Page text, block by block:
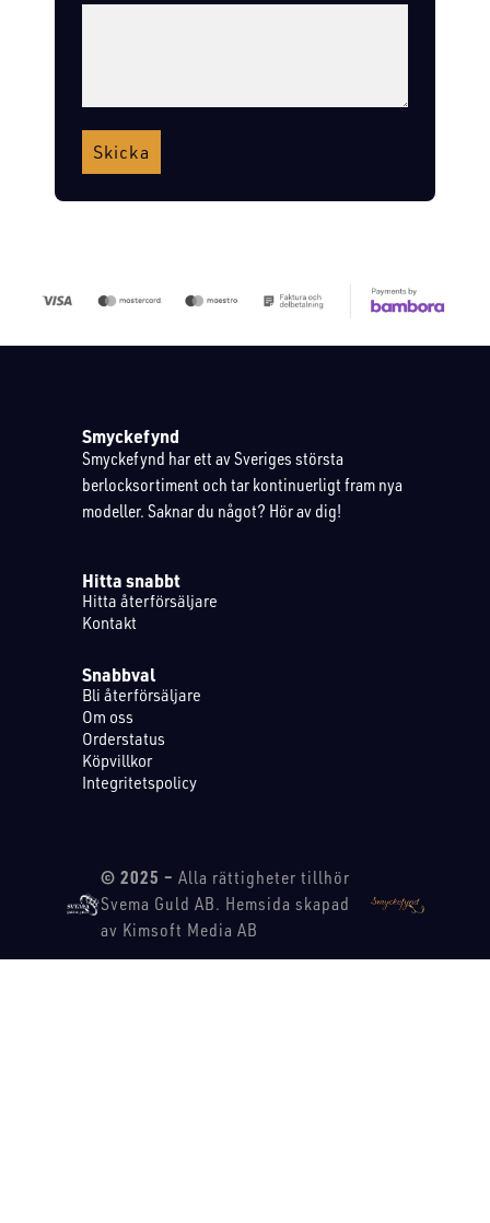
Skicka
Smyckefynd
Smyckefynd har ett av Sveriges största
berlocksortiment och tar kontinuerligt fram nya
modeller. Saknar du något? Hör av dig!
Hitta snabbt
Hitta återförsäljare
Kontakt
Snabbval
Bli återförsäljare
Om oss
Orderstatus
Köpvillkor
Integritetspolicy
© 2025 – Alla rättigheter tillhör
Svema Guld AB. Hemsida skapad
av Kimsoft Media AB